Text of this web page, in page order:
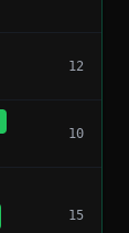
12
10
15